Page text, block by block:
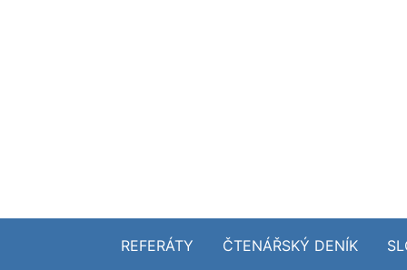
REFERÁTY ČTENÁŘSKÝ DENÍK